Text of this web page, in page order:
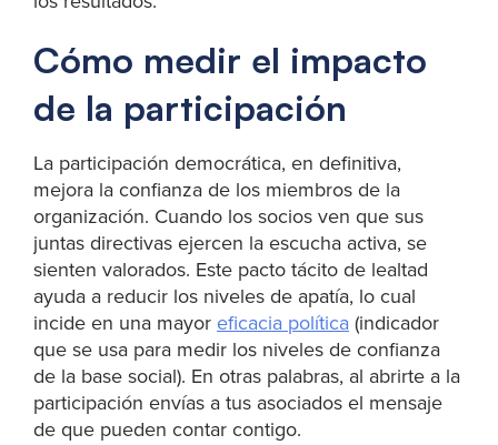
Cómo medir el impacto
de la participación
La participación democrática, en definitiva,
mejora la confianza de los miembros de la
organización. Cuando los socios ven que sus
juntas directivas ejercen la escucha activa, se
sienten valorados. Este pacto tácito de lealtad
ayuda a reducir los niveles de apatía, lo cual
incide en una mayor eficacia política (indicador
que se usa para medir los niveles de confianza
de la base social). En otras palabras, al abrirte a la
participación envías a tus asociados el mensaje
de que pueden contar contigo.